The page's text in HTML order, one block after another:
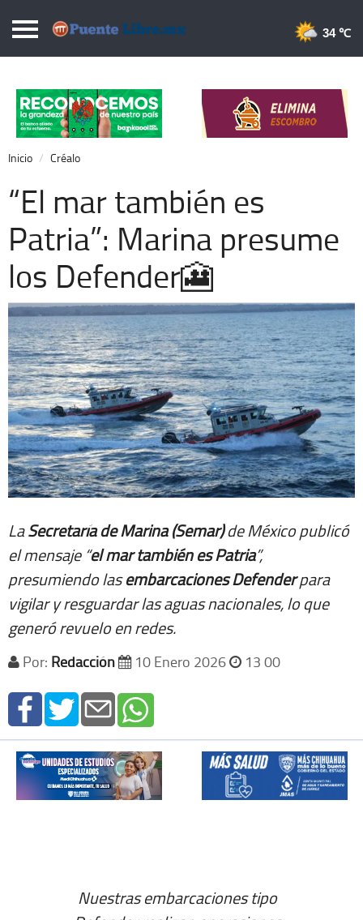
Puentelibre.mx
Local
Nacional
Opinión
Cronos
Economía
Espectáculos
Extra +
34 ℃
Inicio Créalo
“El mar también es
Patria”: Marina presume
los Defender🎦
LaSecretaría de Marina (Semar)de México publicó
el mensaje “el mar también es Patria”,
presumiendo lasembarcaciones Defenderpara
vigilar y resguardar las aguas nacionales, lo que
generó revuelo en redes.
Por: Redacción 10 Enero 2026 13 00
Nuestras embarcaciones tipo